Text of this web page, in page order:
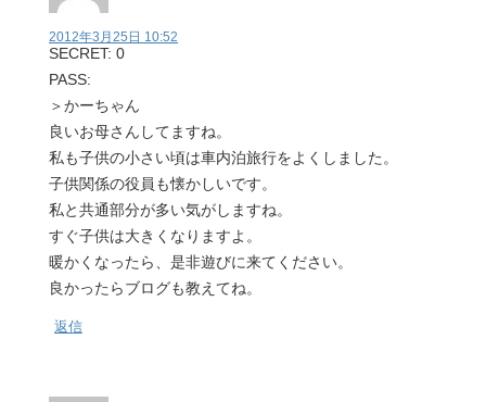
2012年3月25日 10:52
SECRET: 0
PASS:
＞かーちゃん
良いお母さんしてますね。
私も子供の小さい頃は車内泊旅行をよくしました。
子供関係の役員も懐かしいです。
私と共通部分が多い気がしますね。
すぐ子供は大きくなりますよ。
暖かくなったら、是非遊びに来てください。
良かったらブログも教えてね。
返信